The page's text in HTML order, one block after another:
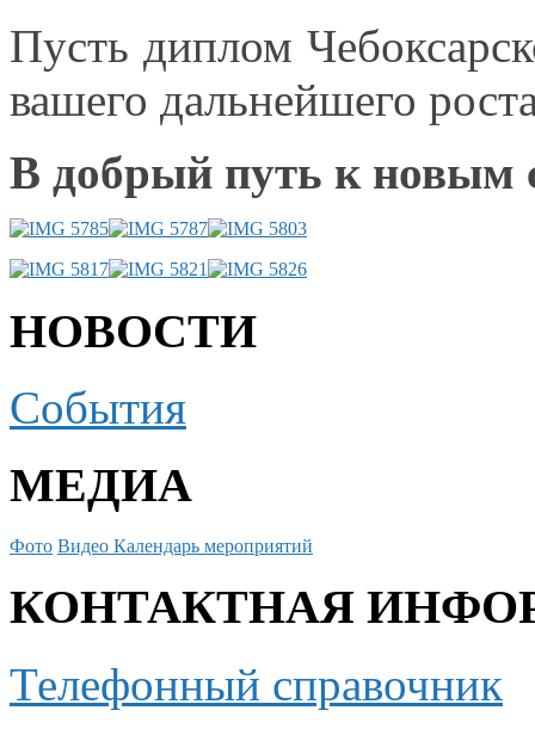
Пусть диплом
вашего дальнейшего
В добрый путь к новым
НОВОСТИ
События
МЕДИА
Фото Видео Календарь мероприятий
КОНТАКТНАЯ
Телефонный справочник